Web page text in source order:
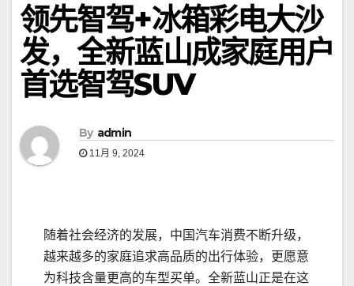
领先智驾+冰箱彩电大沙
发，全新蓝山成家庭用户
首选智驾SUV
By admin
11月 9, 2024
随着社会经济的发展，中国汽车消费不断升级，
越来越多的家庭追求高品质的出行体验，更愿意
为科技含量更高的车型买单。全新蓝山正是在这